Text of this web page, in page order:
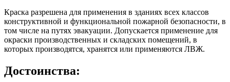
Краска разрешена для применения в зданиях всех классов
конструктивной и функциональной пожарной безопасности, в
том числе на путях эвакуации. Допускается применение для
окраски производственных и складских помещений, в
которых производятся, хранятся или применяются ЛВЖ.
Достоинства: